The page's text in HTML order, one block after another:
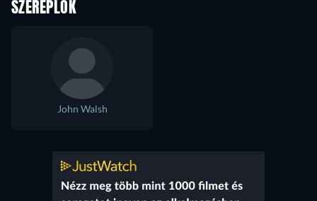
SZEREPLŐK
John Walsh